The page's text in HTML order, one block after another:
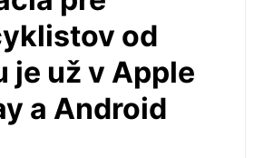
od
je už v Apple
a Android